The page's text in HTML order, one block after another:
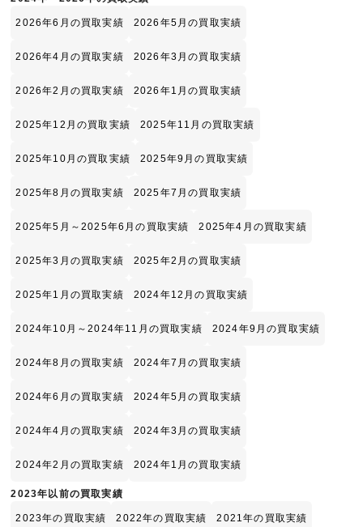
2026年6月の買取実績 2026年5月の買取実績
2026年4月の買取実績 2026年3月の買取実績
2026年2月の買取実績 2026年1月の買取実績
2025年12月の買取実績 2025年11月の買取実績
2025年10月の買取実績 2025年9月の買取実績
2025年8月の買取実績 2025年7月の買取実績
2025年5月～2025年6月の買取実績 2025年4月の買取実績
2025年3月の買取実績 2025年2月の買取実績
2025年1月の買取実績 2024年12月の買取実績
2024年10月～2024年11月の買取実績 2024年9月の買取実績
2024年8月の買取実績 2024年7月の買取実績
2024年6月の買取実績 2024年5月の買取実績
2024年4月の買取実績 2024年3月の買取実績
2024年2月の買取実績 2024年1月の買取実績
2023年以前の買取実績
2023年の買取実績 2022年の買取実績 2021年の買取実績